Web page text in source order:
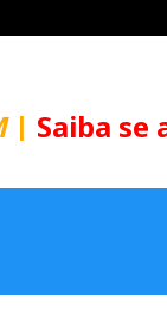
| Saiba se